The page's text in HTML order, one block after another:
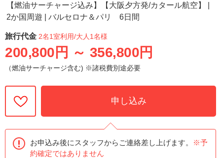
【燃油サーチャージ込み】【大阪夕方発/カタール航空】 |
2か国周遊 | バルセロナ＆パリ 6日間
旅行代金 2名1室利用/大人1名様
200,800円 ～ 356,800円
（燃油サーチャージ含む) ※諸税費別途必要
申し込み
お申込み後にスタッフからご連絡差し上げます。
※予
約確定ではありません